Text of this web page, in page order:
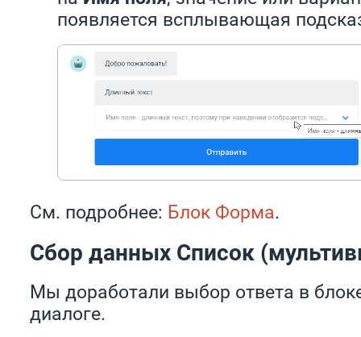
появляется всплывающая
См. подробнее: Блок Форма.
Сбор данных Список
Мы доработали выбор ответа в
диалоге.